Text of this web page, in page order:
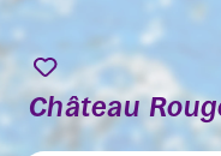
Château